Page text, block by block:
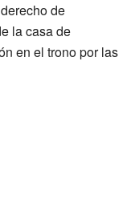
de
la casa de
en el trono por las